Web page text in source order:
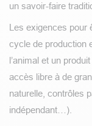
un savoir-faire
Les exigences pour
cycle de production
l’animal et un
accès libre à de
naturelle, contrôles
indépendant…).